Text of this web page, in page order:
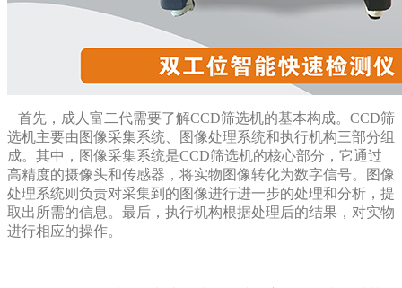
首先，成人富二代需要了解CCD筛选机的基本构成。CCD筛
选机主要由图像采集系统、图像处理系统和执行机构三部分组
成。其中，图像采集系统是CCD筛选机的核心部分，它通过
高精度的摄像头和传感器，将实物图像转化为数字信号。图像
处理系统则负责对采集到的图像进行进一步的处理和分析，提
取出所需的信息。最后，执行机构根据处理后的结果，对实物
进行相应的操作。